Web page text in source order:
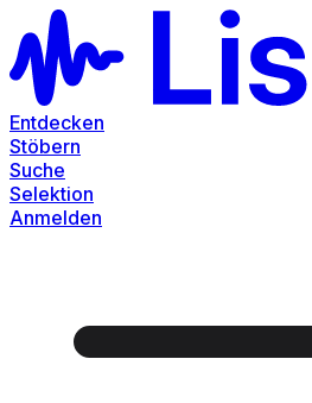
Entdecken
Stöbern
Suche
Selektion
Anmelden